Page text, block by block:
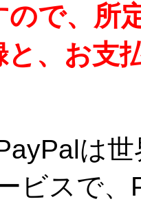
ので、所
と、お支
は世
ビスで、